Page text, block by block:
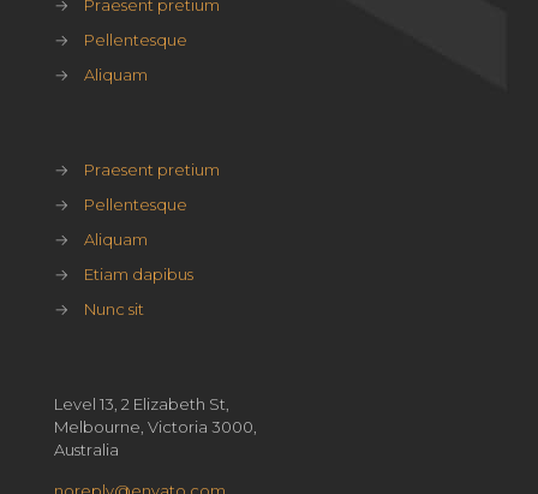
→
Praesent pretium
→
Pellentesque
→
Aliquam
→
Praesent pretium
→
Pellentesque
→
Aliquam
→
Etiam dapibus
→
Nunc sit
Level 13, 2 Elizabeth St,
Melbourne, Victoria 3000,
Australia
noreply@envato.com